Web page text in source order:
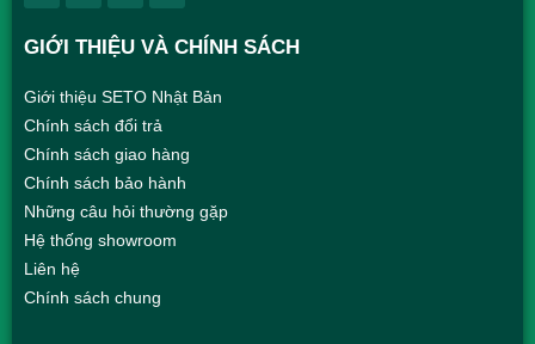
GIỚI THIỆU VÀ CHÍNH SÁCH
Giới thiệu SETO Nhật Bản
Chính sách đổi trả
Chính sách giao hàng
Chính sách bảo hành
Những câu hỏi thường gặp
Hệ thống showroom
Liên hệ
Chính sách chung